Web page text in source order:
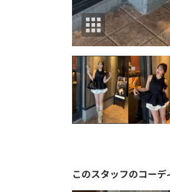
このスタッフのコーデ